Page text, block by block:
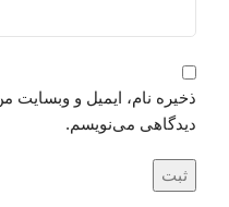
ذخیره نام، ایمیل و وبسایت
دیدگاهی می‌نویسم.